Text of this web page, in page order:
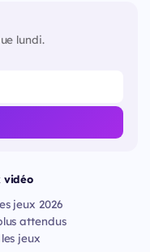
lundi.
vidéo
jeux 2026
attendus
jeux